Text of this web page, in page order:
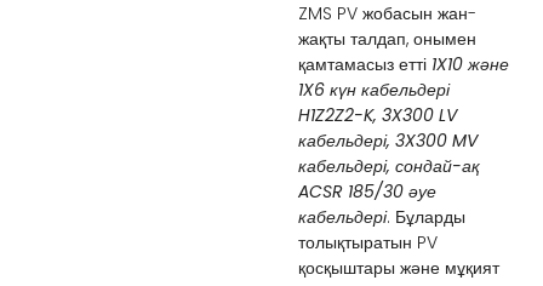
ZMS PV жобасын жан-
жақты талдап, онымен
қамтамасыз етті 1X10 және
1X6 күн кабельдері
H1Z2Z2-K, 3X300 LV
кабельдері, 3X300 MV
кабельдері, сондай-ақ
ACSR 185/30 әуе
кабельдері. Бұларды
толықтыратын PV
қосқыштары және мұқият